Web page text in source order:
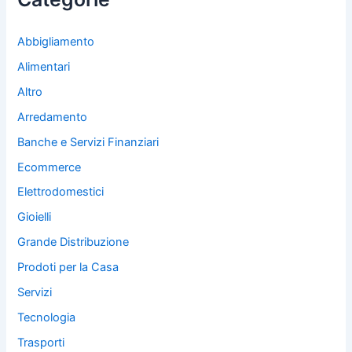
Abbigliamento
Alimentari
Altro
Arredamento
Banche e Servizi Finanziari
Ecommerce
Elettrodomestici
Gioielli
Grande Distribuzione
Prodoti per la Casa
Servizi
Tecnologia
Trasporti